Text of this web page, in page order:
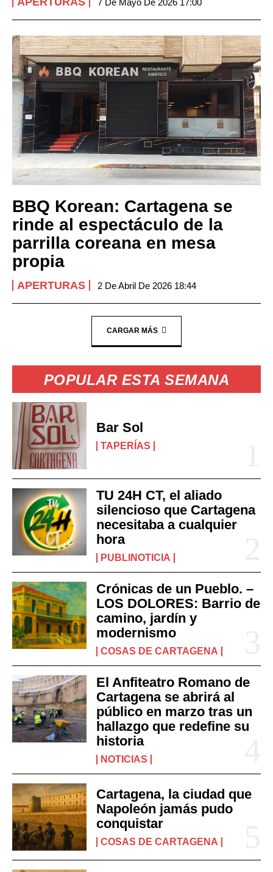
7 De Mayo De 2026 17:00
BBQ Korean: Cartagena se
rinde al espectáculo de la
parrilla coreana en mesa
propia
APERTURAS 2 De Abril De 2026 18:44
CARGAR MÁS
POPULAR ESTA SEMANA
Bar Sol
TAPERÍAS
TU 24H CT, el aliado
silencioso que Cartagena
necesitaba a cualquier
hora
PUBLINOTICIA
Crónicas de un Pueblo. –
LOS DOLORES: Barrio de
camino, jardín y
modernismo
COSAS DE CARTAGENA
El Anfiteatro Romano de
Cartagena se abrirá al
público en marzo tras un
hallazgo que redefine su
historia
NOTICIAS
Cartagena, la ciudad que
Napoleón jamás pudo
conquistar
COSAS DE CARTAGENA